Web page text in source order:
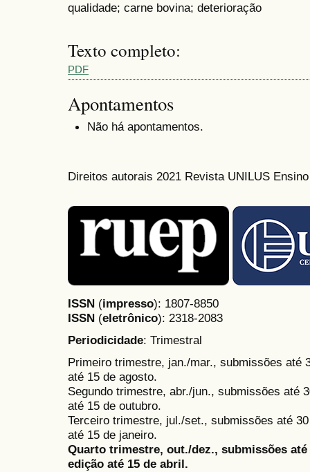
qualidade; carne bovina; deterioração
Texto completo:
PDF
Apontamentos
Não há apontamentos.
Direitos autorais 2021 Revista UNILUS
ISSN (impresso): 1807-8850
ISSN (eletrônico): 2318-2083
Periodicidade: Trimestral
Primeiro trimestre, jan./mar., submissões até
até 15 de agosto.
Segundo trimestre, abr./jun., submissões até
até 15 de outubro.
Terceiro trimestre, jul./set., submissões até
até 15 de janeiro.
Quarto trimestre, out./dez., submissões
edição até 15 de abril.